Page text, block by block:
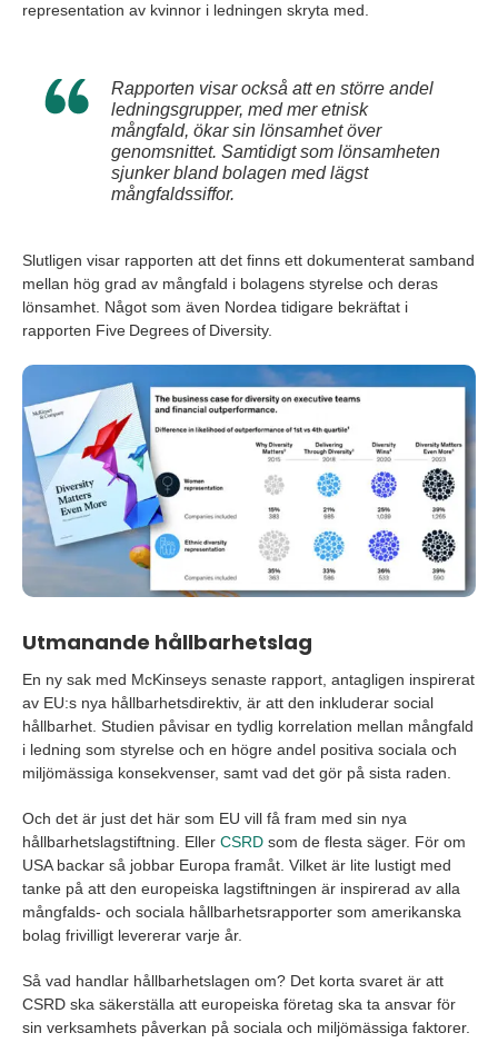
representation av kvinnor i ledningen skryta med.
Rapporten visar också att en större andel
ledningsgrupper, med mer etnisk
mångfald, ökar sin lönsamhet över
genomsnittet. Samtidigt som lönsamheten
sjunker bland bolagen med lägst
mångfaldssiffor.
Slutligen visar rapporten att det finns ett dokumenterat samband
mellan hög grad av mångfald i bolagens styrelse och deras
lönsamhet. Något som även Nordea tidigare bekräftat i
rapporten Five Degrees of Diversity.
Utmanande hållbarhetslag
En ny sak med McKinseys senaste rapport, antagligen inspirerat
av EU:s nya hållbarhetsdirektiv, är att den inkluderar social
hållbarhet. Studien påvisar en tydlig korrelation mellan mångfald
i ledning som styrelse och en högre andel positiva sociala och
miljömässiga konsekvenser, samt vad det gör på sista raden.
Och det är just det här som EU vill få fram med sin nya
hållbarhetslagstiftning. Eller CSRD som de flesta säger. För om
USA backar så jobbar Europa framåt. Vilket är lite lustigt med
tanke på att den europeiska lagstiftningen är inspirerad av alla
mångfalds- och sociala hållbarhetsrapporter som amerikanska
bolag frivilligt levererar varje år.
Så vad handlar hållbarhetslagen om? Det korta svaret är att
CSRD ska säkerställa att europeiska företag ska ta ansvar för
sin verksamhets påverkan på sociala och miljömässiga faktorer.